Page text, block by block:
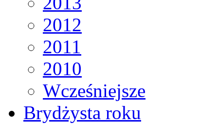
2012
2011
2010
Wcześniejsze
Brydżysta roku